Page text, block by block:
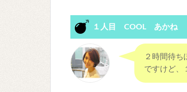
１人目 COOL あかね
２時間待ち
ですけど、